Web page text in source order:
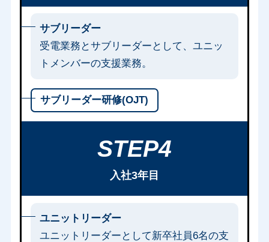
サブリーダー
受電業務とサブリーダーとして、ユニッ
トメンバーの支援業務。
サブリーダー研修(OJT)
STEP4
入社3年目
ユニットリーダー
ユニットリーダーとして新卒社員6名の支